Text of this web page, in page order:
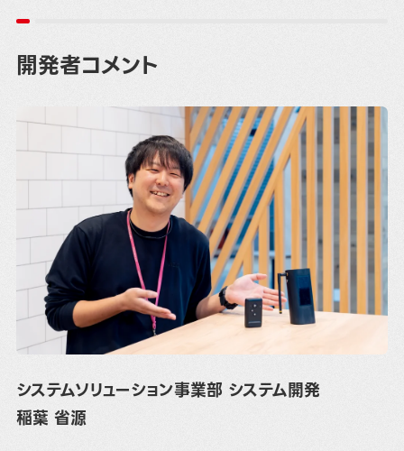
開発者コメント
システムソリューション事業部 システム開発
稲葉 省源